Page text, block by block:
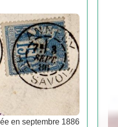
en septembre 1886